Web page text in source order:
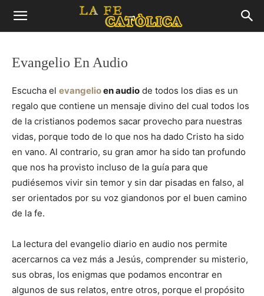
Evangelio En Audio
Escucha el evangelioen audio de todos los dias es un
regalo que contiene un mensaje divino del cual todos los
de la cristianos podemos sacar provecho para nuestras
vidas, porque todo de lo que nos ha dado Cristo ha sido
en vano. Al contrario, su gran amor ha sido tan profundo
que nos ha provisto incluso de la guía para que
pudiésemos vivir sin temor y sin dar pisadas en falso, al
ser orientados por su voz giandonos por el buen camino
de la fe.
La lectura del evangelio diario en audio nos permite
acercarnos ca vez más a Jesús, comprender su misterio,
sus obras, los enigmas que podamos encontrar en
algunos de sus relatos, entre otros, porque el propósito